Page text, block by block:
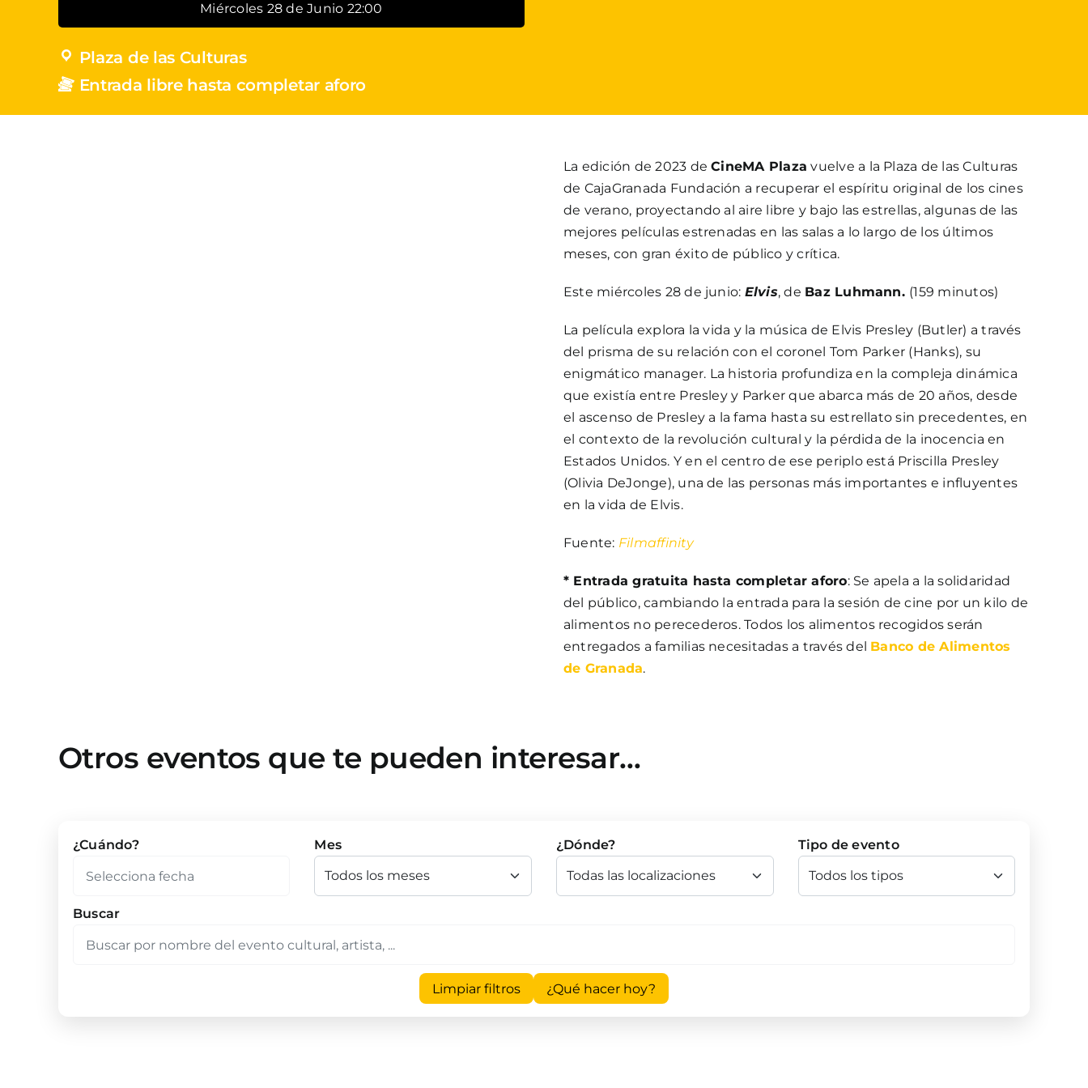
Miércoles 28 de Junio 22:00
Plaza de las Culturas
Entrada libre hasta completar aforo
La edición de 2023 deCineMA Plaza vuelve a la Plaza de las Culturas
de CajaGranada Fundación a recuperar el espíritu original de los cines
de verano, proyectando al aire libre y bajo las estrellas, algunas de las
mejores películas estrenadas en las salas a lo largo de los últimos
meses, con gran éxito de público y crítica.
Este miércoles 28 de junio: Elvis, de Baz Luhmann. (159 minutos)
La película explora la vida y la música de Elvis Presley (Butler) a través
del prisma de su relación con el coronel Tom Parker (Hanks), su
enigmático manager. La historia profundiza en la compleja dinámica
que existía entre Presley y Parker que abarca más de 20 años, desde
el ascenso de Presley a la fama hasta su estrellato sin precedentes, en
el contexto de la revolución cultural y la pérdida de la inocencia en
Estados Unidos. Y en el centro de ese periplo está Priscilla Presley
(Olivia DeJonge), una de las personas más importantes e influyentes
en la vida de Elvis.
Fuente: Filmaffinity
* Entrada gratuita hasta completar aforo: Se apela a la solidaridad
del público, cambiando la entrada para la sesión de cine por un kilo de
alimentos no perecederos. Todos los alimentos recogidos serán
entregados a familias necesitadas a través del Banco de Alimentos
de Granada.
Otros eventos que te pueden interesar…
¿Cuándo? Mes ¿Dónde? Tipo de evento
Buscar
Limpiar filtros ¿Qué hacer hoy?